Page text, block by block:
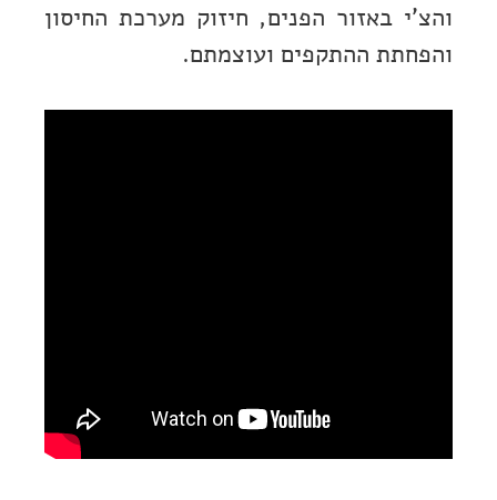
והצ’י באזור הפנים, חיזוק מערכת החיסון
והפחתת ההתקפים ועוצמתם.